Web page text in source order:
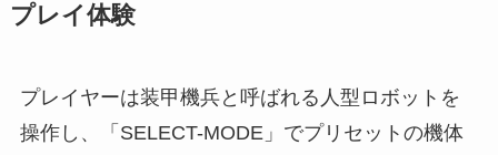
プレイ体験
プレイヤーは装甲機兵と呼ばれる人型ロボットを
操作し、「SELECT-MODE」でプリセットの機体